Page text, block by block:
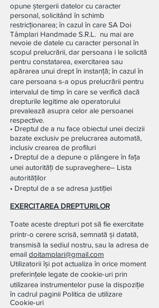
opune ștergerii datelor cu caracter
personal, solicitând în schimb
restricționarea; în cazul în care SA Doi
Tâmplari Handmade S.R.L. nu mai are
nevoie de datele cu caracter personal în
scopul prelucrării, dar persoana i le solicită
pentru constatarea, exercitarea sau
apărarea unui drept în instanță; în cazul în
care persoana s-a opus prelucrării pentru
intervalul de timp în care se verifică dacă
drepturile legitime ale operatorului
prevalează asupra celor ale persoanei
respective.
• Dreptul de a nu face obiectul unei decizii
bazate exclusiv pe prelucrarea automată,
inclusiv crearea de profiluri
• Dreptul de a depune o plângere în fața
unei autorități de supraveghere– Lista
autorităților
• Dreptul de a se adresa justiției
EXERCITAREA DREPTURILOR
Toate aceste drepturi pot să fie exercitate
printr-o cerere scrisă, semnată și datată,
transmisă la sediul nostru, sau la adresa de
email doitamplari@gmail.com
Utilizatorii își pot actualiza în orice moment
preferințele legate de cookie-uri prin
utilizarea instrumentelor puse la dispoziție
în cadrul paginii Politica de utilizare
Cookie-uri